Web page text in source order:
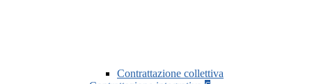
Contrattazione collettiva